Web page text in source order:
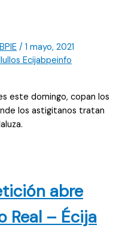
/ 1 mayo, 2021
este domingo, copan los
los astigitanos tratan
abre
Real – Écija